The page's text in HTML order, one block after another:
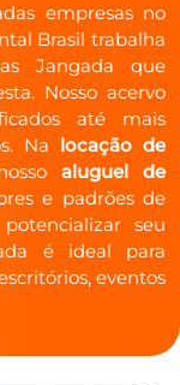
empresas no
Brasil trabalha
Jangada que
Nosso acervo
até mais
Na locação de
aluguel de
e padrões de
seu
é ideal para
eventos